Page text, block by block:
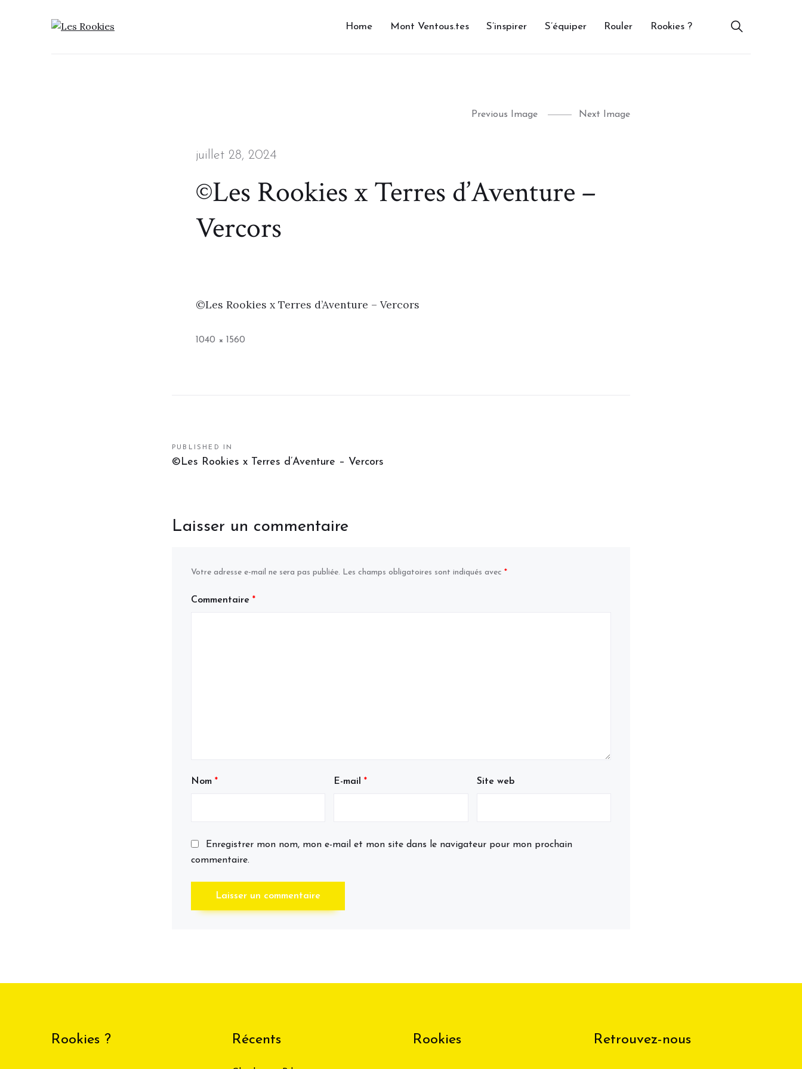
LES ROOKIES Home Mont Ventous.tes S’inspirer S’équiper Rouler Rookies ?
Previous Image Next Image
Posted
juillet 28, 2024
©Les Rookies x Terres d’Aventure –
Vercors
©Les Rookies x Terres d’Aventure – Vercors
Full
1040 × 1560
Navigation
PUBLISHED IN
©Les Rookies x Terres d’Aventure – Vercors
Laisser un commentaire
Votre adresse e-mail ne sera pas publiée. Les champs obligatoires sont indiqués avec *
Commentaire *
Nom * E-mail* Site web
Enregistrer mon nom, mon e-mail et mon site dans le navigateur pour mon prochain
commentaire.
Rookies ? Récents Rookies Retrouvez-nous